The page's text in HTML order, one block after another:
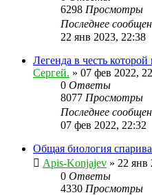
6298 Просмотры
Последнее
22 янв 2023, 22:38
Легенда в честь
Сергей. » 07 фев 2022,
0 Ответы
8077 Просмотры
Последнее
07 фев 2022, 22:32
Общая биология
Apis-Konjajev » 22 янв
0 Ответы
4330 Просмотры